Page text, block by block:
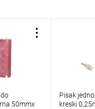
50mmx
Pisak
kreski